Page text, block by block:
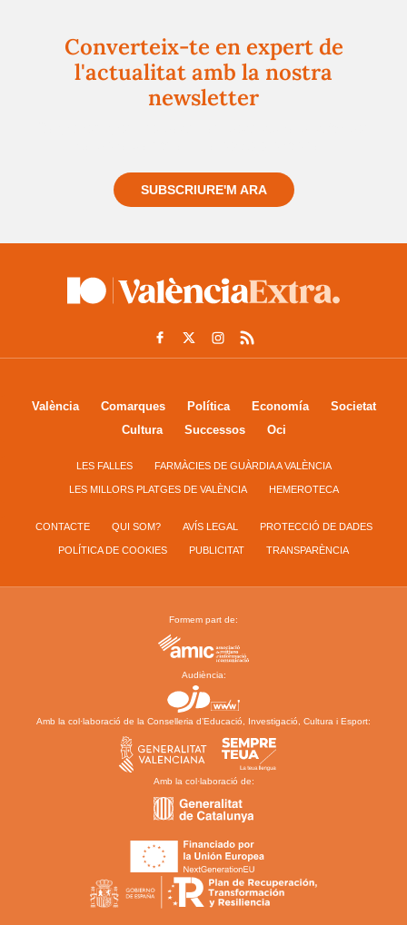
Converteix-te en expert de
l'actualitat amb la nostra
newsletter
SUBSCRIURE'M ARA
València Comarques Política Economía
Societat
Cultura
Successos Oci
LES FALLES FARMÀCIES DE GUÀRDIA A VALÈNCIA
LES MILLORS PLATGES DE VALÈNCIA HEMEROTECA
CONTACTE QUI SOM? AVÍS LEGAL PROTECCIÓ DE DADES
POLÍTICA DE COOKIES PUBLICITAT TRANSPARÈNCIA
Formem part de:
Audiència:
Amb la col·laboració de la Conselleria d’Educació, Investigació, Cultura i Esport:
Amb la col·laboració de: